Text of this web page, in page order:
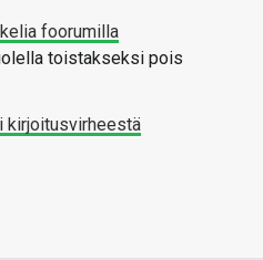
foorumilla
toistakseksi pois
kirjoitusvirheestä